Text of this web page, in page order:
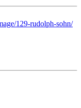
129-rudolph-sohn/